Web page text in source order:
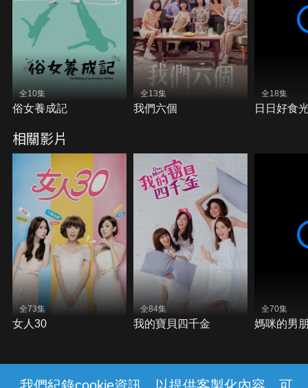
全10集
俗女養成記
全13集
我們六個
全18集
日日好食
相關影片
全73集
女人30
全84集
我的寶貝四千金
全70集
媽咪的男